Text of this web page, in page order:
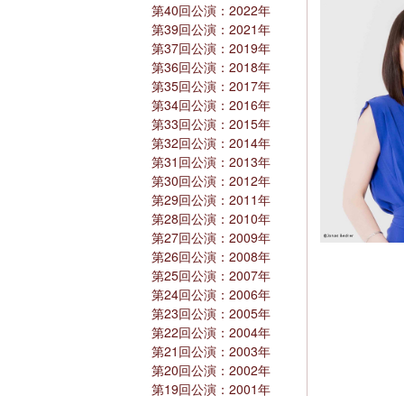
第40回公演：2022年
第39回公演：2021年
第37回公演：2019年
第36回公演：2018年
第35回公演：2017年
第34回公演：2016年
第33回公演：2015年
第32回公演：2014年
第31回公演：2013年
第30回公演：2012年
第29回公演：2011年
第28回公演：2010年
第27回公演：2009年
第26回公演：2008年
第25回公演：2007年
第24回公演：2006年
第23回公演：2005年
第22回公演：2004年
第21回公演：2003年
第20回公演：2002年
第19回公演：2001年